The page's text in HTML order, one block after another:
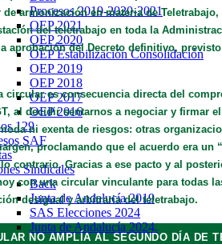
Procesos 2019-2020-2021
OEP 2021
OEP 2020
OEP Estabilización Consolidación
OEP 2019
OEP 2018
OEP 2017
OEP 2016
129
SAF
Sindicales
Back
Junta de Andalucía 2019
SAS Elecciones 2024
Junta de Andalucía 2024.
armonización en materia de
del teletrabajo en toda la
aprobación del Decreto definitivo,
circular es consecuencia directa del
al decidir sentarnos a negociar y firmar
ni exenta de riesgos: otras
proclamando que el acuerdo era un
contrario. Gracias a ese pacto y al
con una circular vinculante para todas
desigual y arbitraria del teletrabajo.
NO AMPLÍA AL SEGUNDO DÍA DE